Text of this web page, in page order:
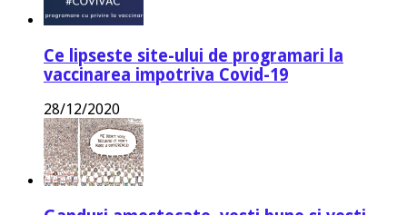
Ce lipseste site-ului de programari la
vaccinarea impotriva Covid-19
28/12/2020